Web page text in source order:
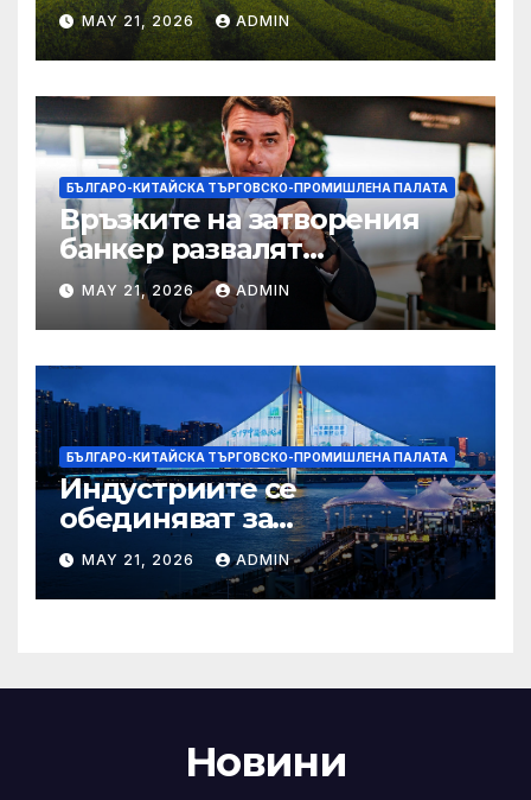
MAY 21, 2026 ADMIN
БЪЛГАРО-КИТАЙСКА ТЪРГОВСКО-ПРОМИШЛЕНА ПАЛАТА
Връзките на затворения
банкер развалят
надеждите на Флавио
Болсонаро за президент на
Бразилия
MAY 21, 2026 ADMIN
БЪЛГАРО-КИТАЙСКА ТЪРГОВСКО-ПРОМИШЛЕНА ПАЛАТА
Индустриите се
обединяват за
висококачествен растеж на
културния и
туристическия сектор
MAY 21, 2026 ADMIN
Новини